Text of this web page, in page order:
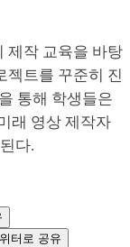
제작 교육을 바탕
젝트를 꾸준히 진
통해 학생들은
래 영상 제작자
다.
터로 공유